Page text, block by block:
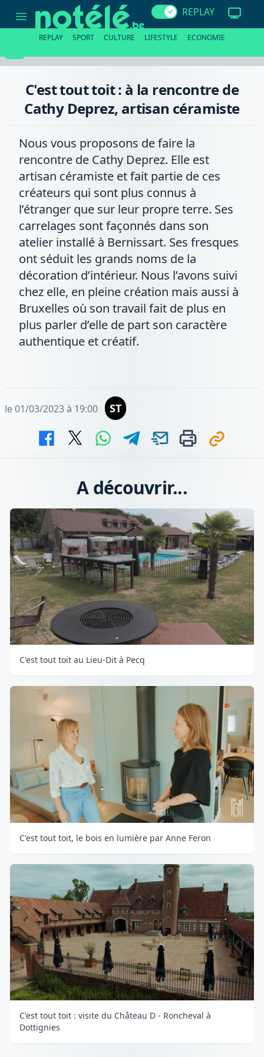
rencontre
céramiste
REPLAY
REPLAY SPORT CULTURE LIFESTYLE ECONOMIE
C'est tout toit : à la rencontre de
Cathy Deprez, artisan céramiste
Nous vous proposons de faire la
rencontre de Cathy Deprez. Elle est
artisan céramiste et fait partie de ces
créateurs qui sont plus connus à
l’étranger que sur leur propre terre. Ses
carrelages sont façonnés dans son
atelier installé à Bernissart. Ses fresques
ont séduit les grands noms de la
décoration d’intérieur. Nous l’avons suivi
chez elle, en pleine création mais aussi à
Bruxelles où son travail fait de plus en
plus parler d’elle de part son caractère
authentique et créatif.
le 01/03/2023 à 19:00 ST
A découvrir...
C'est tout toit au Lieu-Dit à Pecq
C'est tout toit, le bois en lumière par Anne Feron
C'est tout toit : visite du Château D - Roncheval à
Dottignies